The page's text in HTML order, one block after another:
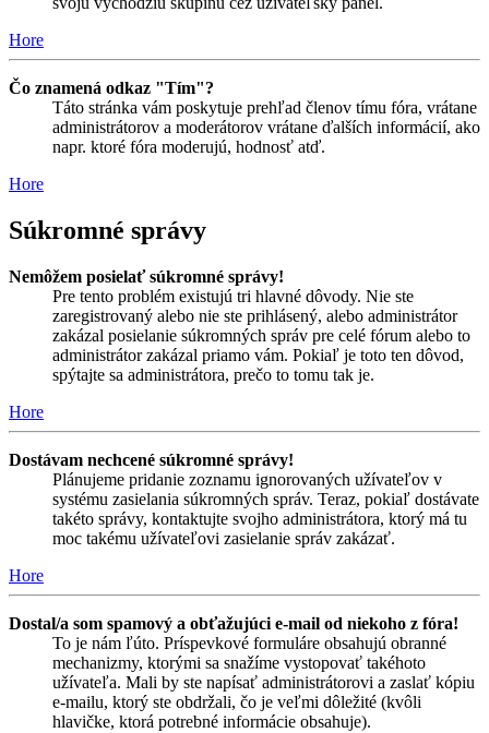
Hore
Čo znamená odkaz "Tím"?
Táto stránka vám poskytuje prehľad členov tímu fóra, vrátane
administrátorov a moderátorov vrátane ďalších informácií, ako
napr. ktoré fóra moderujú, hodnosť atď.
Hore
Súkromné správy
Nemôžem posielať súkromné správy!
Pre tento problém existujú tri hlavné dôvody. Nie ste
zaregistrovaný alebo nie ste prihlásený, alebo administrátor
zakázal posielanie súkromných správ pre celé fórum alebo to
administrátor zakázal priamo vám. Pokiaľ je toto ten dôvod,
spýtajte sa administrátora, prečo to tomu tak je.
Hore
Dostávam nechcené súkromné správy!
Plánujeme pridanie zoznamu ignorovaných užívateľov v
systému zasielania súkromných správ. Teraz, pokiaľ dostávate
takéto správy, kontaktujte svojho administrátora, ktorý má tu
moc takému užívateľovi zasielanie správ zakázať.
Hore
Dostal/a som spamový a obťažujúci e-mail od niekoho z fóra!
To je nám ľúto. Príspevkové formuláre obsahujú obranné
mechanizmy, ktorými sa snažíme vystopovať takéhoto
užívateľa. Mali by ste napísať administrátorovi a zaslať kópiu
e-mailu, ktorý ste obdržali, čo je veľmi dôležité (kvôli
hlavičke, ktorá potrebné informácie obsahuje).